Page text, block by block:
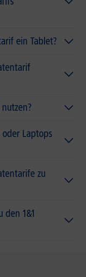
ein Tablet?
Laptops
zu
den 1&1